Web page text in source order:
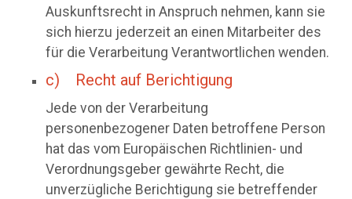
Auskunftsrecht in Anspruch nehmen, kann sie
sich hierzu jederzeit an einen Mitarbeiter des
für die Verarbeitung Verantwortlichen wenden.
c) Recht auf Berichtigung
Jede von der Verarbeitung
personenbezogener Daten betroffene Person
hat das vom Europäischen Richtlinien- und
Verordnungsgeber gewährte Recht, die
unverzügliche Berichtigung sie betreffender